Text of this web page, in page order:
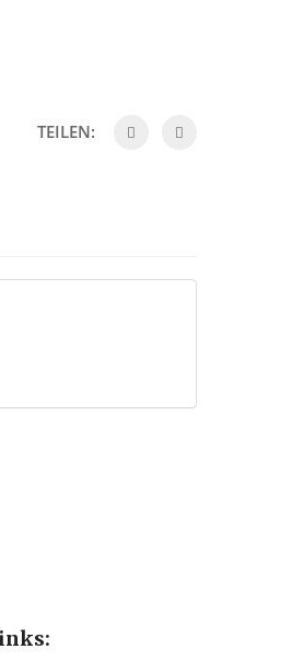
TEILEN: